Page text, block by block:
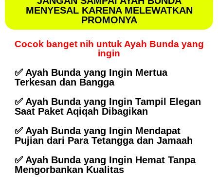
MENYESAL KARENA MELEWATKAN
PROMONYA
Cocok banget nih untuk Ayah Bunda yang
ingin
✅ Ayah Bunda yang Ingin Mertua
Terkesan dan Bangga
✅ Ayah Bunda yang Ingin Tampil Elegan
Saat Paket Aqiqah Dibagikan
✅ Ayah Bunda yang Ingin Mendapat
Pujian dari Para Tetangga dan Jamaah
✅ Ayah Bunda yang Ingin Hemat Tanpa
Mengorbankan Kualitas